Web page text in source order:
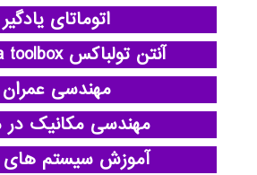
اتوماتای یادگیر
آنتن تولباکس antenna toolbox
مهندسی عمران
مهندسی مکانیک در
آموزش سیستم های